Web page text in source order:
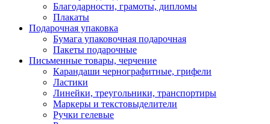
Благодарности, грамоты, дипломы
Плакаты
Подарочная упаковка
Бумага упаковочная подарочная
Пакеты подарочные
Письменные товары, черчение
Карандаши чернографитные, грифели
Ластики
Линейки, треугольники, транспортиры
Маркеры и текстовыделители
Ручки гелевые